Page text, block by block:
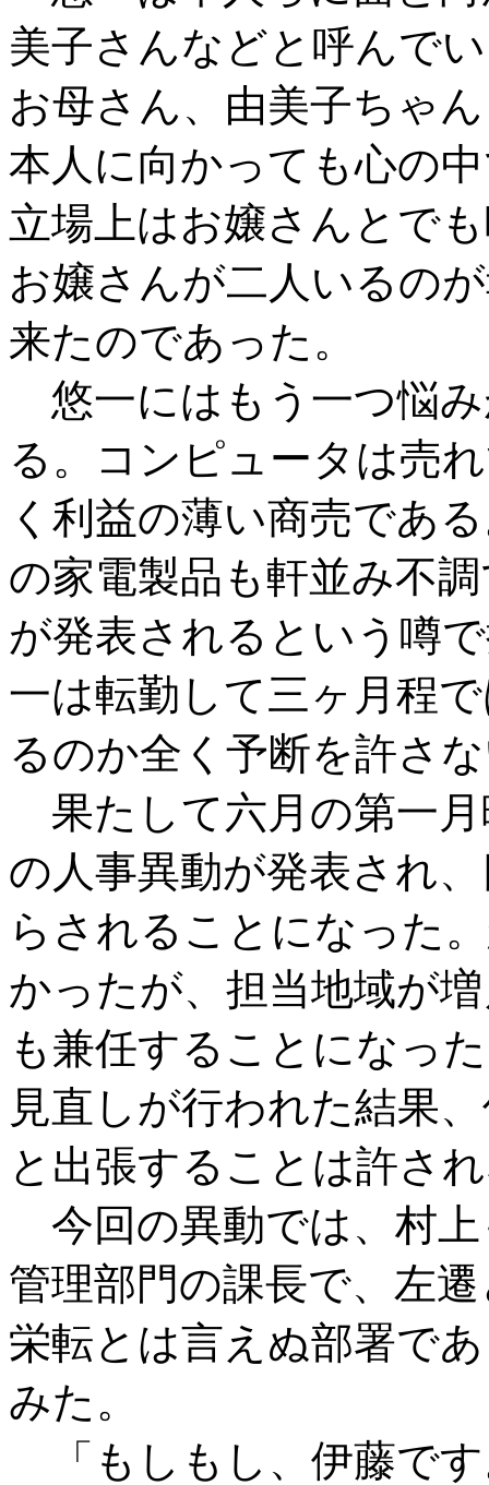
美子さんなどと呼んで
お母さん、由美子ちゃ
本人に向かっても心の
立場上はお嬢さんとで
お嬢さんが二人いるの
来たのであった。
悠一にはもう一つ悩
る。コンピュータは売
く利益の薄い商売であ
の家電製品も軒並み不
が発表されるという噂
一は転勤して三ヶ月程
るのか全く予断を許さ
果たして六月の第一月
の人事異動が発表され
らされることになった
かったが、担当地域が
も兼任することになっ
見直しが行われた結果
と出張することは許さ
今回の異動では、村
管理部門の課長で、左
栄転とは言えぬ部署で
みた。
「もしもし、伊藤で